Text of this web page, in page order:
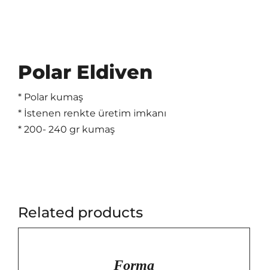
Polar Eldiven
* Polar kumaş
* İstenen renkte üretim imkanı
* 200- 240 gr kumaş
Related products
Forma